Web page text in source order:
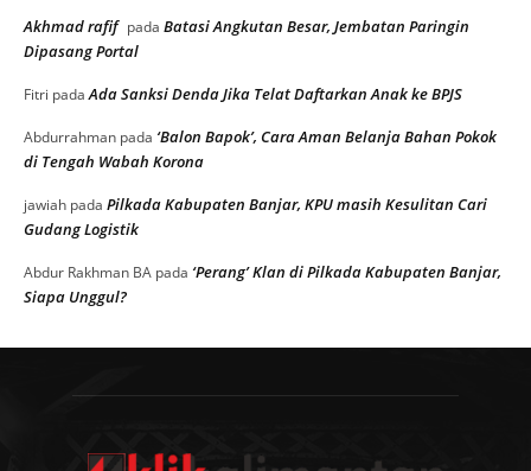
Akhmad rafif pada Batasi Angkutan Besar, Jembatan Paringin
Dipasang Portal
Fitri padaAda Sanksi Denda Jika Telat Daftarkan Anak ke BPJS
Abdurrahman pada ‘Balon Bapok’, Cara Aman Belanja Bahan Pokok
di Tengah Wabah Korona
jawiah pada Pilkada Kabupaten Banjar, KPU masih Kesulitan Cari
Gudang Logistik
Abdur Rakhman BA pada ‘Perang’ Klan di Pilkada Kabupaten Banjar,
Siapa Unggul?